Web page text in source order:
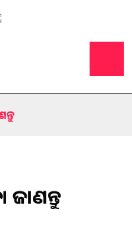
ଜାଣନ୍ତୁ